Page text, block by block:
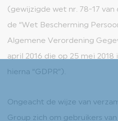
(gewijzigde wet nr. 78-17 van
de “Wet Bescherming
Algemene Verordening
april 2016 die op 25 mei
hierna “GDPR”).
Ongeacht de wijze van
Group zich om gebruikers